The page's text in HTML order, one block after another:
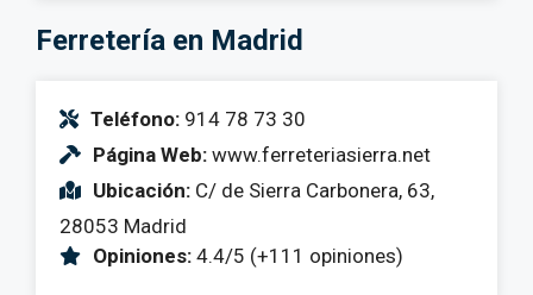
Ferretería en Madrid
Teléfono: 914 78 73 30
Página Web: www.ferreteriasierra.net
Ubicación: C/ de Sierra Carbonera, 63,
28053 Madrid
Opiniones: 4.4/5 (+111 opiniones)